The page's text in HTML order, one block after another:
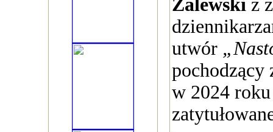
Zalewski z
utwór
pochodzący
w 2024